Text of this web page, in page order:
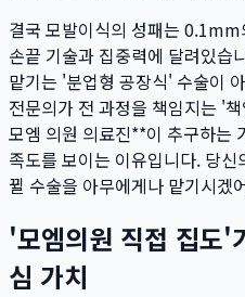
결국 모발이식의 성패는
손끝 기술과 집중력에 달려있습
맡기는 '분업형 공장식' 수술이
전문의가 전 과정을 책임지는 '
모엠 의원 의료진**이 추구하는
족도를 보이는 이유입니다. 당
뀔 수술을 아무에게나 맡기시겠
'모엠의원 직접 집도'
심 가치